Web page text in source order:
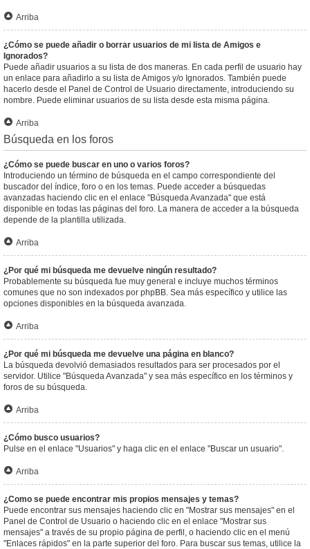
Arriba
¿Cómo se puede añadir o borrar usuarios de mi lista de Amigos e
Ignorados?
Puede añadir usuarios a su lista de dos maneras. En cada perfil de usuario hay
un enlace para añadirlo a su lista de Amigos y/o Ignorados. También puede
hacerlo desde el Panel de Control de Usuario directamente, introduciendo su
nombre. Puede eliminar usuarios de su lista desde esta misma página.
Arriba
Búsqueda en los foros
¿Cómo se puede buscar en uno o varios foros?
Introduciendo un término de búsqueda en el campo correspondiente del
buscador del índice, foro o en los temas. Puede acceder a búsquedas
avanzadas haciendo clic en el enlace "Búsqueda Avanzada" que está
disponible en todas las páginas del foro. La manera de acceder a la búsqueda
depende de la plantilla utilizada.
Arriba
¿Por qué mi búsqueda me devuelve ningún resultado?
Probablemente su búsqueda fue muy general e incluye muchos términos
comunes que no son indexados por phpBB. Sea más específico y utilice las
opciones disponibles en la búsqueda avanzada.
Arriba
¿Por qué mi búsqueda me devuelve una página en blanco?
La búsqueda devolvió demasiados resultados para ser procesados por el
servidor. Utilice "Búsqueda Avanzada" y sea más específico en los términos y
foros de su búsqueda.
Arriba
¿Cómo busco usuarios?
Pulse en el enlace "Usuarios" y haga clic en el enlace "Buscar un usuario".
Arriba
¿Como se puede encontrar mis propios mensajes y temas?
Puede encontrar sus mensajes haciendo clic en "Mostrar sus mensajes" en el
Panel de Control de Usuario o haciendo clic en el enlace "Mostrar sus
mensajes" a través de su propio página de perfil, o haciendo clic en el menú
"Enlaces rápidos" en la parte superior del foro. Para buscar sus temas, utilice la